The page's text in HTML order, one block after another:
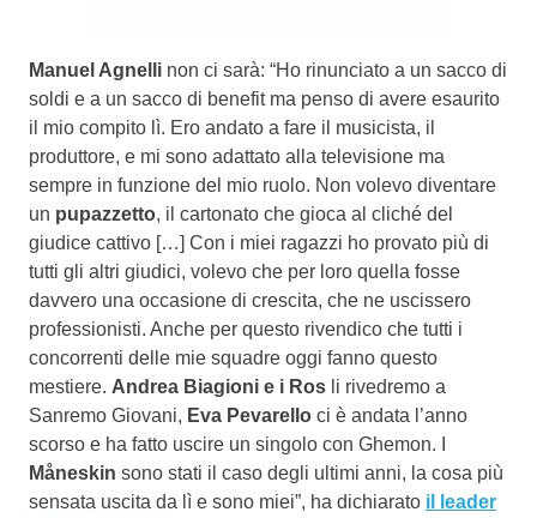
Manuel Agnelli non ci sarà: “Ho rinunciato a un sacco di
soldi e a un sacco di benefit ma penso di avere esaurito
il mio compito lì. Ero andato a fare il musicista, il
produttore, e mi sono adattato alla televisione ma
sempre in funzione del mio ruolo. Non volevo diventare
un pupazzetto, il cartonato che gioca al cliché del
giudice cattivo […] Con i miei ragazzi ho provato più di
tutti gli altri giudici, volevo che per loro quella fosse
davvero una occasione di crescita, che ne uscissero
professionisti. Anche per questo rivendico che tutti i
concorrenti delle mie squadre oggi fanno questo
mestiere. Andrea Biagioni e i Ros li rivedremo a
Sanremo Giovani, Eva Pevarello ci è andata l’anno
scorso e ha fatto uscire un singolo con Ghemon. I
Måneskin sono stati il caso degli ultimi anni, la cosa più
sensata uscita da lì e sono miei”, ha dichiarato il leader